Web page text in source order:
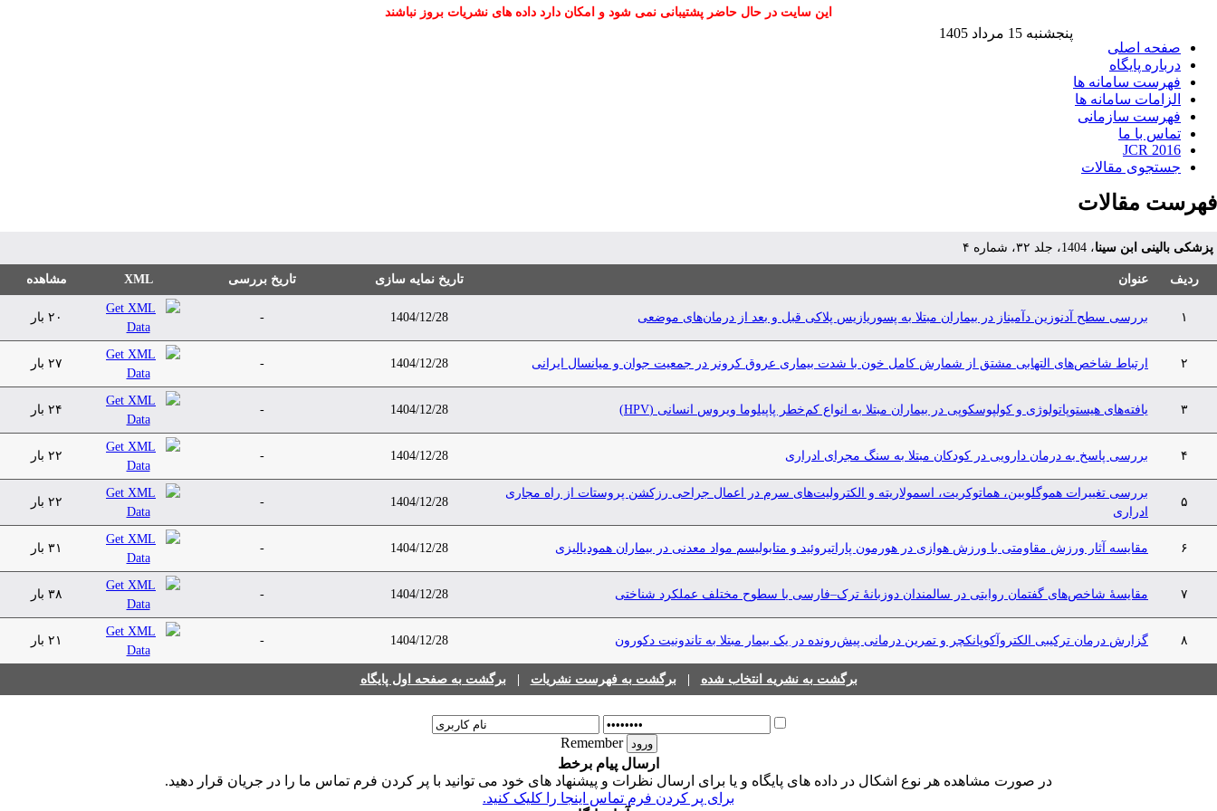
این سایت در حال حاضر پشتیبانی نمی شود و امکان دارد داده های نشریات بروز نباشند
صفحه اصلی
درباره پایگاه
فهرست سامانه ها
الزامات سامانه ها
فهرست سازمانی
تماس با ما
JCR 2016
جستجوی مقالات
پنجشنبه 15 مرداد 1405
فهرست مقالات
پزشکی بالینی ابن سینا، 1404، جلد ۳۲، شماره ۴
ردیف عنوان تاریخ نمایه سازی تاریخ بررسی XML مشاهده
۱ بررسی سطح آدنوزین دآمیناز در بیماران مبتلا به پسوریازیس پلاکی قبل و بعد از درمان‌های موضعی 1404/12/28
- ۲۰ بار
۲ ارتباط شاخص‌های التهابی مشتق از شمارش کامل خون با شدت بیماری عروق کرونر در جمعیت جوان و میانسال ایرانی 1404/12/28
- ۲۷ بار
۳ یافته‌‌های هیستوپاتولوژی و کولپوسکوپی در بیماران مبتلا به انواع کم‌خطر پاپیلوما ویروس انسانی (HPV) 1404/12/28
- ۲۴ بار
۴ بررسی پاسخ به درمان دارویی در کودکان مبتلا به سنگ مجرای ادراری 1404/12/28
- ۲۲ بار
۵
بررسی تغییرات هموگلوبین، هماتوکریت، اسمولاریته و الکترولیت‌های سرم در اعمال جراحی رزکشن پروستات از راه مجاری
ادراری
1404/12/28
- ۲۲ بار
۶ مقایسه آثار ورزش مقاومتی با ورزش هوازی در هورمون پاراتیروئید و متابولیسم مواد معدنی در بیماران همودیالیزی 1404/12/28
- ۳۱ بار
۷ مقایسۀ شاخص‌های گفتمان روایتی در سالمندان دوزبانۀ ترک–فارسی با سطوح مختلف عملکرد شناختی 1404/12/28
- ۳۸ بار
۸ گزارش درمان ترکیبی الکتروآکوپانکچر و تمرین درمانی پیش‌رونده در یک بیمار مبتلا به تاندونیت دکورون 1404/12/28
- ۲۱ بار
برگشت به نشریه انتخاب شده |برگشت به فهرست نشریات |برگشت به صفحه اول پایگاه
Remember
ارسال پیام برخط
در صورت مشاهده هر نوع اشکال در داده های پایگاه و یا برای ارسال نظرات و پیشنهاد های خود می توانید با پر کردن فرم تماس ما را در جریان قرار دهید.
برای پر کردن فرم تماس اینجا را کلیک کنید.